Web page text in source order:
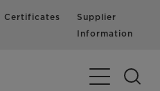
Certificates
Supplier
Information
Navigazione